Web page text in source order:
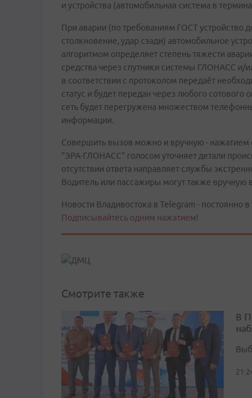
и устройства (автомобильная система в
При аварии (по требованиям ГОСТ устройство
столкновение, удар сзади) автомобильное
алгоритмом определяет степень тяжести
средства через спутники системы ГЛОНАСС и/
в соответствии с протоколом передаёт
статус и будет передан через любого
сеть будет перегружена множеством
информации.
Совершить вызов можно и вручную - нажатием
"ЭРА-ГЛОНАСС" голосом уточняет детали
отсутствии ответа направляет службы
Водитель или пассажиры могут также вручную
Новости Владивостока в Telegram - постоянно в
Подписывайтесь одним нажатием!
Смотрите также
В